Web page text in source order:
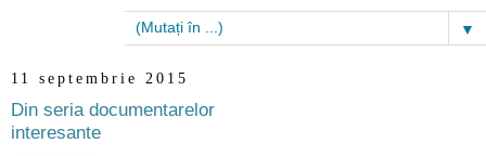
▼
11 septembrie 2015
Din seria documentarelor
interesante